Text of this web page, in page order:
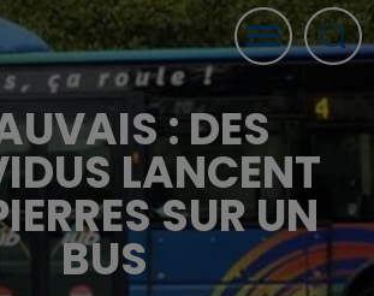
: DES
LANCENT
SUR UN
BUS